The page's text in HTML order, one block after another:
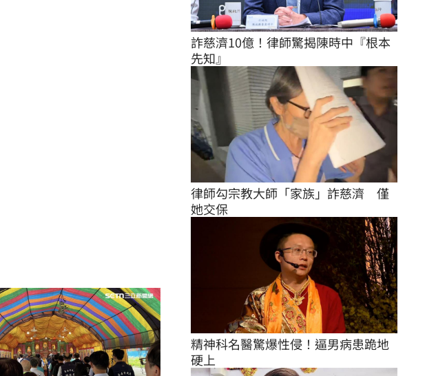
詐慈濟10億！律師驚揭陳時中『根本
先知』
律師勾宗教大師「家族」詐慈濟　僅
她交保
精神科名醫驚爆性侵！逼男病患跪地
硬上